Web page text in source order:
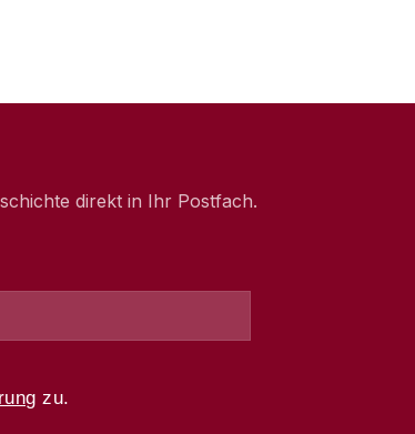
direkt in Ihr Postfach.